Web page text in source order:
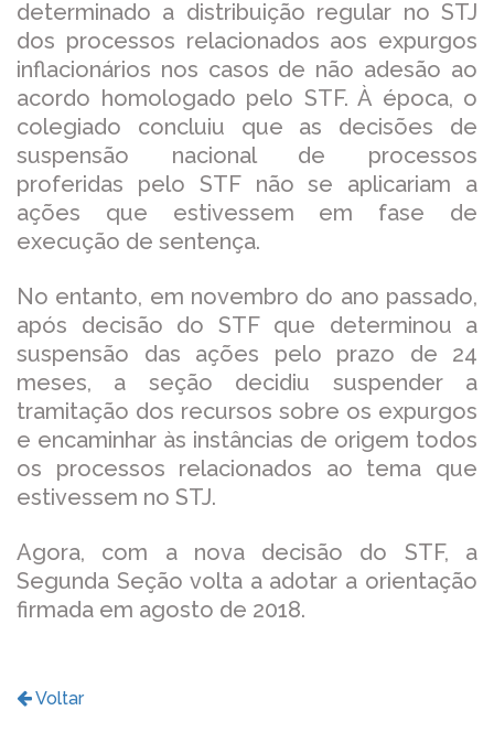
determinado a distribuição regular no STJ
dos processos relacionados aos expurgos
inflacionários nos casos de não adesão ao
acordo homologado pelo STF. À época, o
colegiado concluiu que as decisões de
suspensão nacional de processos
proferidas pelo STF não se aplicariam a
ações que estivessem em fase de
execução de sentença.
No entanto, em novembro do ano passado,
após decisão do STF que determinou a
suspensão das ações pelo prazo de 24
meses, a seção decidiu suspender a
tramitação dos recursos sobre os expurgos
e encaminhar às instâncias de origem todos
os processos relacionados ao tema que
estivessem no STJ.
Agora, com a nova decisão do STF, a
Segunda Seção volta a adotar a orientação
firmada em agosto de 2018.
Voltar